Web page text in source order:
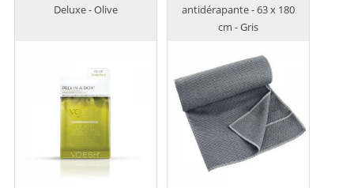
Deluxe - Olive
antidérapante - 63 x 180
cm - Gris